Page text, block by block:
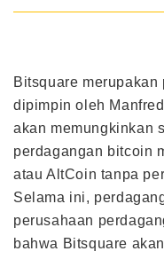
Bitsquare merupakan
dipimpin oleh
akan memungkinkan
perdagangan bitcoin
atau AltCoin tanpa
Selama ini,
perusahaan
bahwa Bitsquare